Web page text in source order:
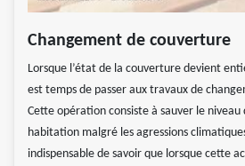
Changement de couverture
Lorsque l’état de la couverture devient
est temps de passer aux travaux de
Cette opération consiste à sauver le
habitation malgré les agressions
indispensable de savoir que lorsque cette